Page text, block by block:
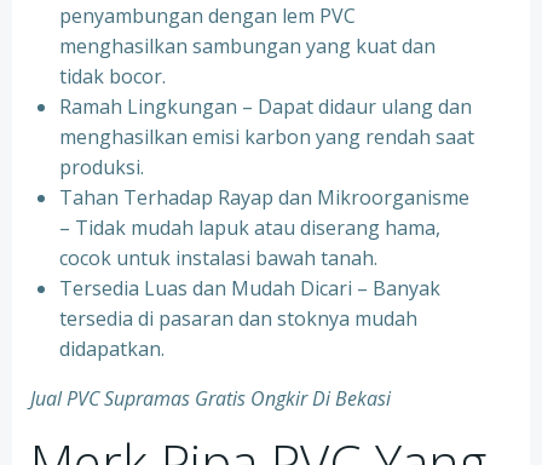
penyambungan dengan lem PVC
menghasilkan sambungan yang kuat dan
tidak bocor.
Ramah Lingkungan – Dapat didaur ulang dan
menghasilkan emisi karbon yang rendah saat
produksi.
Tahan Terhadap Rayap dan Mikroorganisme
– Tidak mudah lapuk atau diserang hama,
cocok untuk instalasi bawah tanah.
Tersedia Luas dan Mudah Dicari – Banyak
tersedia di pasaran dan stoknya mudah
didapatkan.
Jual PVC Supramas Gratis Ongkir Di Bekasi